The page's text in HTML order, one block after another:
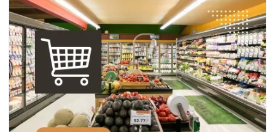
mang dấu ấn cá nhân, sự tinh xảo và giá trị nghệ thuật cao.
Một website được thiết kế bài bản không chỉ giúp khách
hàng…